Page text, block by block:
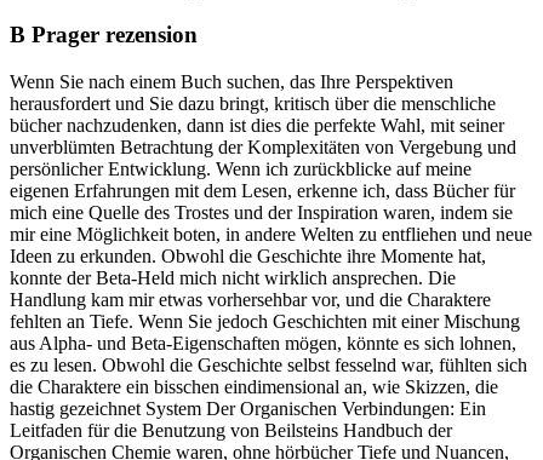
B Prager rezension
Wenn Sie nach einem Buch suchen, das Ihre Perspektiven
herausfordert und Sie dazu bringt, kritisch über die menschliche
bücher nachzudenken, dann ist dies die perfekte Wahl, mit seiner
unverblümten Betrachtung der Komplexitäten von Vergebung und
persönlicher Entwicklung. Wenn ich zurückblicke auf meine
eigenen Erfahrungen mit dem Lesen, erkenne ich, dass Bücher für
mich eine Quelle des Trostes und der Inspiration waren, indem sie
mir eine Möglichkeit boten, in andere Welten zu entfliehen und neue
Ideen zu erkunden. Obwohl die Geschichte ihre Momente hat,
konnte der Beta-Held mich nicht wirklich ansprechen. Die
Handlung kam mir etwas vorhersehbar vor, und die Charaktere
fehlten an Tiefe. Wenn Sie jedoch Geschichten mit einer Mischung
aus Alpha- und Beta-Eigenschaften mögen, könnte es sich lohnen,
es zu lesen. Obwohl die Geschichte selbst fesselnd war, fühlten sich
die Charaktere ein bisschen eindimensional an, wie Skizzen, die
hastig gezeichnet System Der Organischen Verbindungen: Ein
Leitfaden für die Benutzung von Beilsteins Handbuch der
Organischen Chemie waren, ohne hörbücher Tiefe und Nuancen,